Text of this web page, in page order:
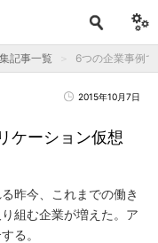
記事一覧 6つの企業事例
2015年10月7日
ケーション仮想
昨今、これまでの働き
組む企業が増えた。ア
る。